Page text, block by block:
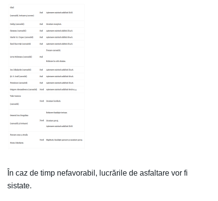
În caz de timp nefavorabil, lucrările de asfaltare vor fi
sistate.